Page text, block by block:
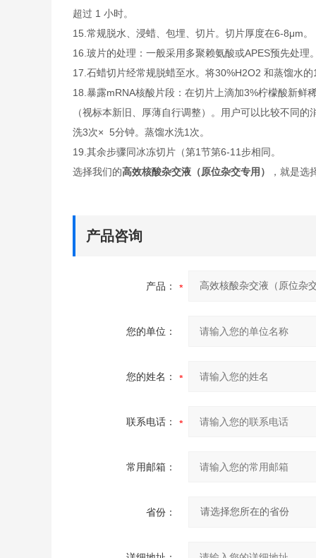
超过 1 小时。
15.常规脱水、浸蜡、包埋、切片。切片厚度在6-8μm。
16.玻片的处理：一般采用多聚赖氨酸或APES预先处理
17.石蜡切片经常规脱蜡至水。将30%H2O2 和蒸馏水
18.暴露mRNA核酸片段：在切片上滴加3%柠檬酸新
（视标本新旧、厚薄自行调整）。用户可以比较不同
洗3次× 5分钟。蒸馏水洗1次。
19.其余步骤同冰冻切片（第1节第6-11步相同。
选择我们的高效核酸杂交液（原位杂交专用） ，就是选
产品咨询
产品：
您的单位：
您的姓名：
联系电话：
常用邮箱：
省份：